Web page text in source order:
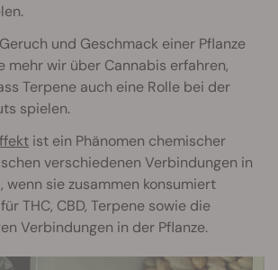
und Geschmack einer Pflanze
mehr wir über Cannabis erfahren,
Terpene auch eine Rolle bei der
spielen.
ist ein Phänomen chemischer
verschiedenen Verbindungen in
sie zusammen konsumiert
THC, CBD, Terpene sowie die
Verbindungen in der Pflanze.